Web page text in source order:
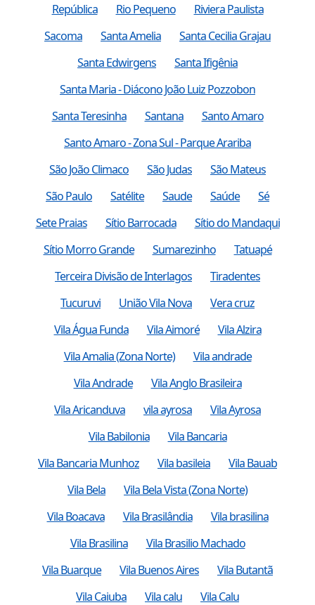
República
Rio Pequeno
Riviera Paulista
Sacoma
Santa Amelia
Santa Cecilia Grajau
Santa Edwirgens
Santa Ifigênia
Santa Maria - Diácono João Luiz Pozzobon
Santa Teresinha
Santana
Santo Amaro
Santo Amaro - Zona Sul - Parque Arariba
São João Climaco
São Judas
São Mateus
São Paulo
Satélite Saude Saúde
Sé
Sete Praias
Sítio Barrocada
Sítio do Mandaqui
Sítio Morro Grande
Sumarezinho
Tatuapé
Terceira Divisão de Interlagos
Tiradentes
Tucuruvi
União Vila Nova
Vera cruz
Vila Água Funda
Vila Aimoré
Vila Alzira
Vila Amalia (Zona Norte)
Vila andrade
Vila Andrade
Vila Anglo Brasileira
Vila Aricanduva
vila ayrosa
Vila Ayrosa
Vila Babilonia
Vila Bancaria
Vila Bancaria Munhoz
Vila basileia
Vila Bauab
Vila Bela
Vila Bela Vista (Zona Norte)
Vila Boacava
Vila Brasilândia
Vila brasilina
Vila Brasilina
Vila Brasilio Machado
Vila Buarque
Vila Buenos Aires
Vila Butantã
Vila Caiuba
Vila calu
Vila Calu